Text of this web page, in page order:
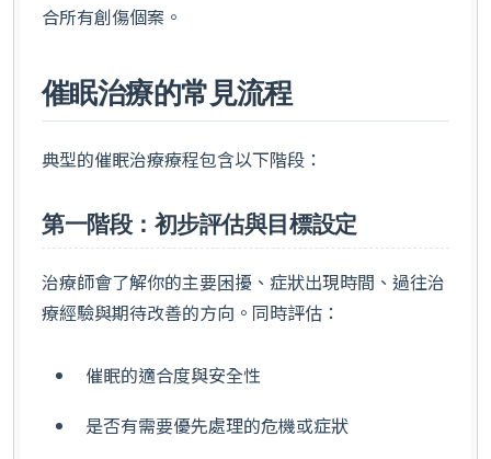
合所有創傷個案。
催眠治療的常見流程
典型的催眠治療療程包含以下階段：
第一階段：初步評估與目標設定
治療師會了解你的主要困擾、症狀出現時間、過往治
療經驗與期待改善的方向。同時評估：
催眠的適合度與安全性
是否有需要優先處理的危機或症狀